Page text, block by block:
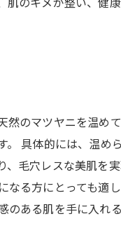
のマツヤニを温め
具体的には、温め
毛穴レスな美肌を
る方にとっても適
ある肌を手に入れ